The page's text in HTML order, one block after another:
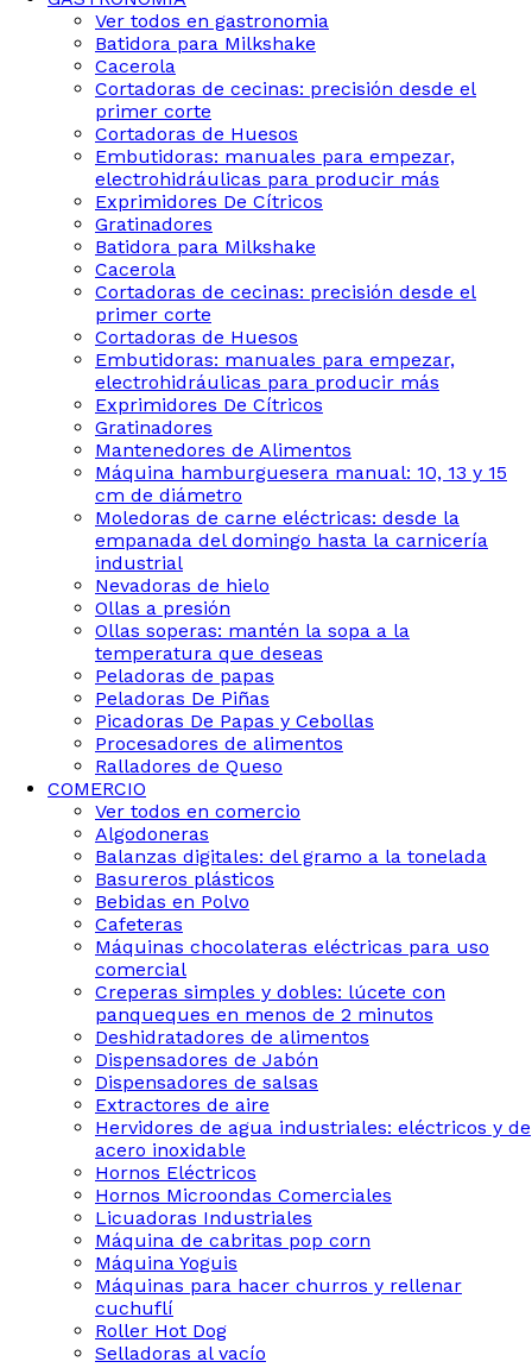
Ver todos en gastronomia
Batidora para Milkshake
Cacerola
Cortadoras de cecinas: precisión desde el
primer corte
Cortadoras de Huesos
Embutidoras: manuales para empezar,
electrohidráulicas para producir más
Exprimidores De Cítricos
Gratinadores
Batidora para Milkshake
Cacerola
Cortadoras de cecinas: precisión desde el
primer corte
Cortadoras de Huesos
Embutidoras: manuales para empezar,
electrohidráulicas para producir más
Exprimidores De Cítricos
Gratinadores
Mantenedores de Alimentos
Máquina hamburguesera manual: 10, 13 y 15
cm de diámetro
Moledoras de carne eléctricas: desde la
empanada del domingo hasta la carnicería
industrial
Nevadoras de hielo
Ollas a presión
Ollas soperas: mantén la sopa a la
temperatura que deseas
Peladoras de papas
Peladoras De Piñas
Picadoras De Papas y Cebollas
Procesadores de alimentos
Ralladores de Queso
COMERCIO
Ver todos en comercio
Algodoneras
Balanzas digitales: del gramo a la tonelada
Basureros plásticos
Bebidas en Polvo
Cafeteras
Máquinas chocolateras eléctricas para uso
comercial
Creperas simples y dobles: lúcete con
panqueques en menos de 2 minutos
Deshidratadores de alimentos
Dispensadores de Jabón
Dispensadores de salsas
Extractores de aire
Hervidores de agua industriales: eléctricos y de
acero inoxidable
Hornos Eléctricos
Hornos Microondas Comerciales
Licuadoras Industriales
Máquina de cabritas pop corn
Máquina Yoguis
Máquinas para hacer churros y rellenar
cuchuflí
Roller Hot Dog
Selladoras al vacío